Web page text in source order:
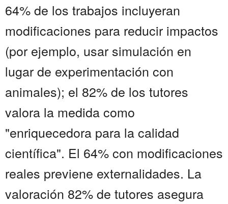
64% de los trabajos incluyeran
modificaciones para reducir impactos
(por ejemplo, usar simulación en
lugar de experimentación con
animales); el 82% de los tutores
valora la medida como
"enriquecedora para la calidad
científica". El 64% con modificaciones
reales previene externalidades. La
valoración 82% de tutores asegura